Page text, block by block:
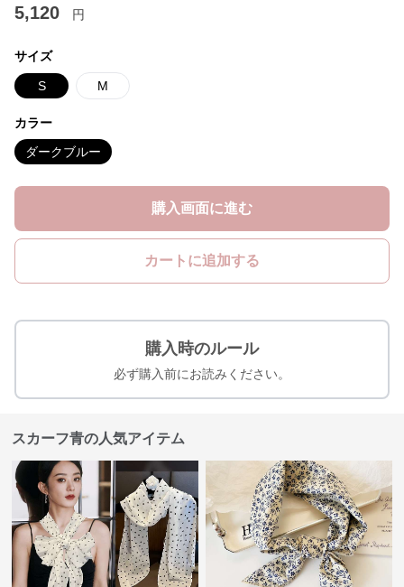
5,120 円
サイズ
S M
カラー
ダークブルー
購入画面に進む
カートに追加する
購入時のルール
必ず購入前にお読みください。
スカーフ青の人気アイテム